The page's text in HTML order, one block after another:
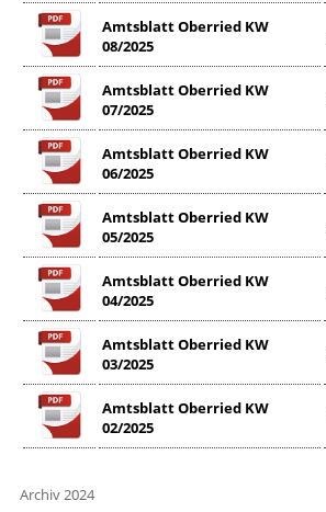
Amtsblatt Oberried KW
08/2025
Amtsblatt Oberried KW
07/2025
Amtsblatt Oberried KW
06/2025
Amtsblatt Oberried KW
05/2025
Amtsblatt Oberried KW
04/2025
Amtsblatt Oberried KW
03/2025
Amtsblatt Oberried KW
02/2025
Archiv 2024